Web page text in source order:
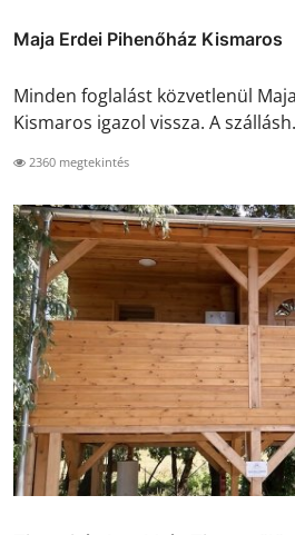
Maja Erdei Pihenőház Kismaros
Minden foglalást közvetlenül
Kismaros igazol vissza. A
2360 megtekintés